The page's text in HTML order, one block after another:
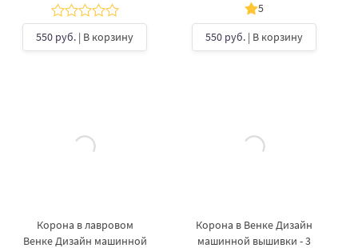
550 руб. | В корзину
5
550 руб. | В корзину
Корона в лавровом
Венке Дизайн машинной
Корона в Венке Дизайн
машинной вышивки - 3